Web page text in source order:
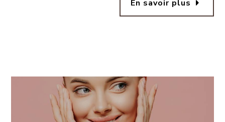
En savoir plus arrow_right